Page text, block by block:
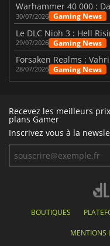
30/07/2026 Gaming News
29/07/2026 Gaming News
28/07/2026 Gaming News
Recevez les meilleurs
plans Gamer
Inscrivez vous à la
BOUTIQUES
MENTIONS